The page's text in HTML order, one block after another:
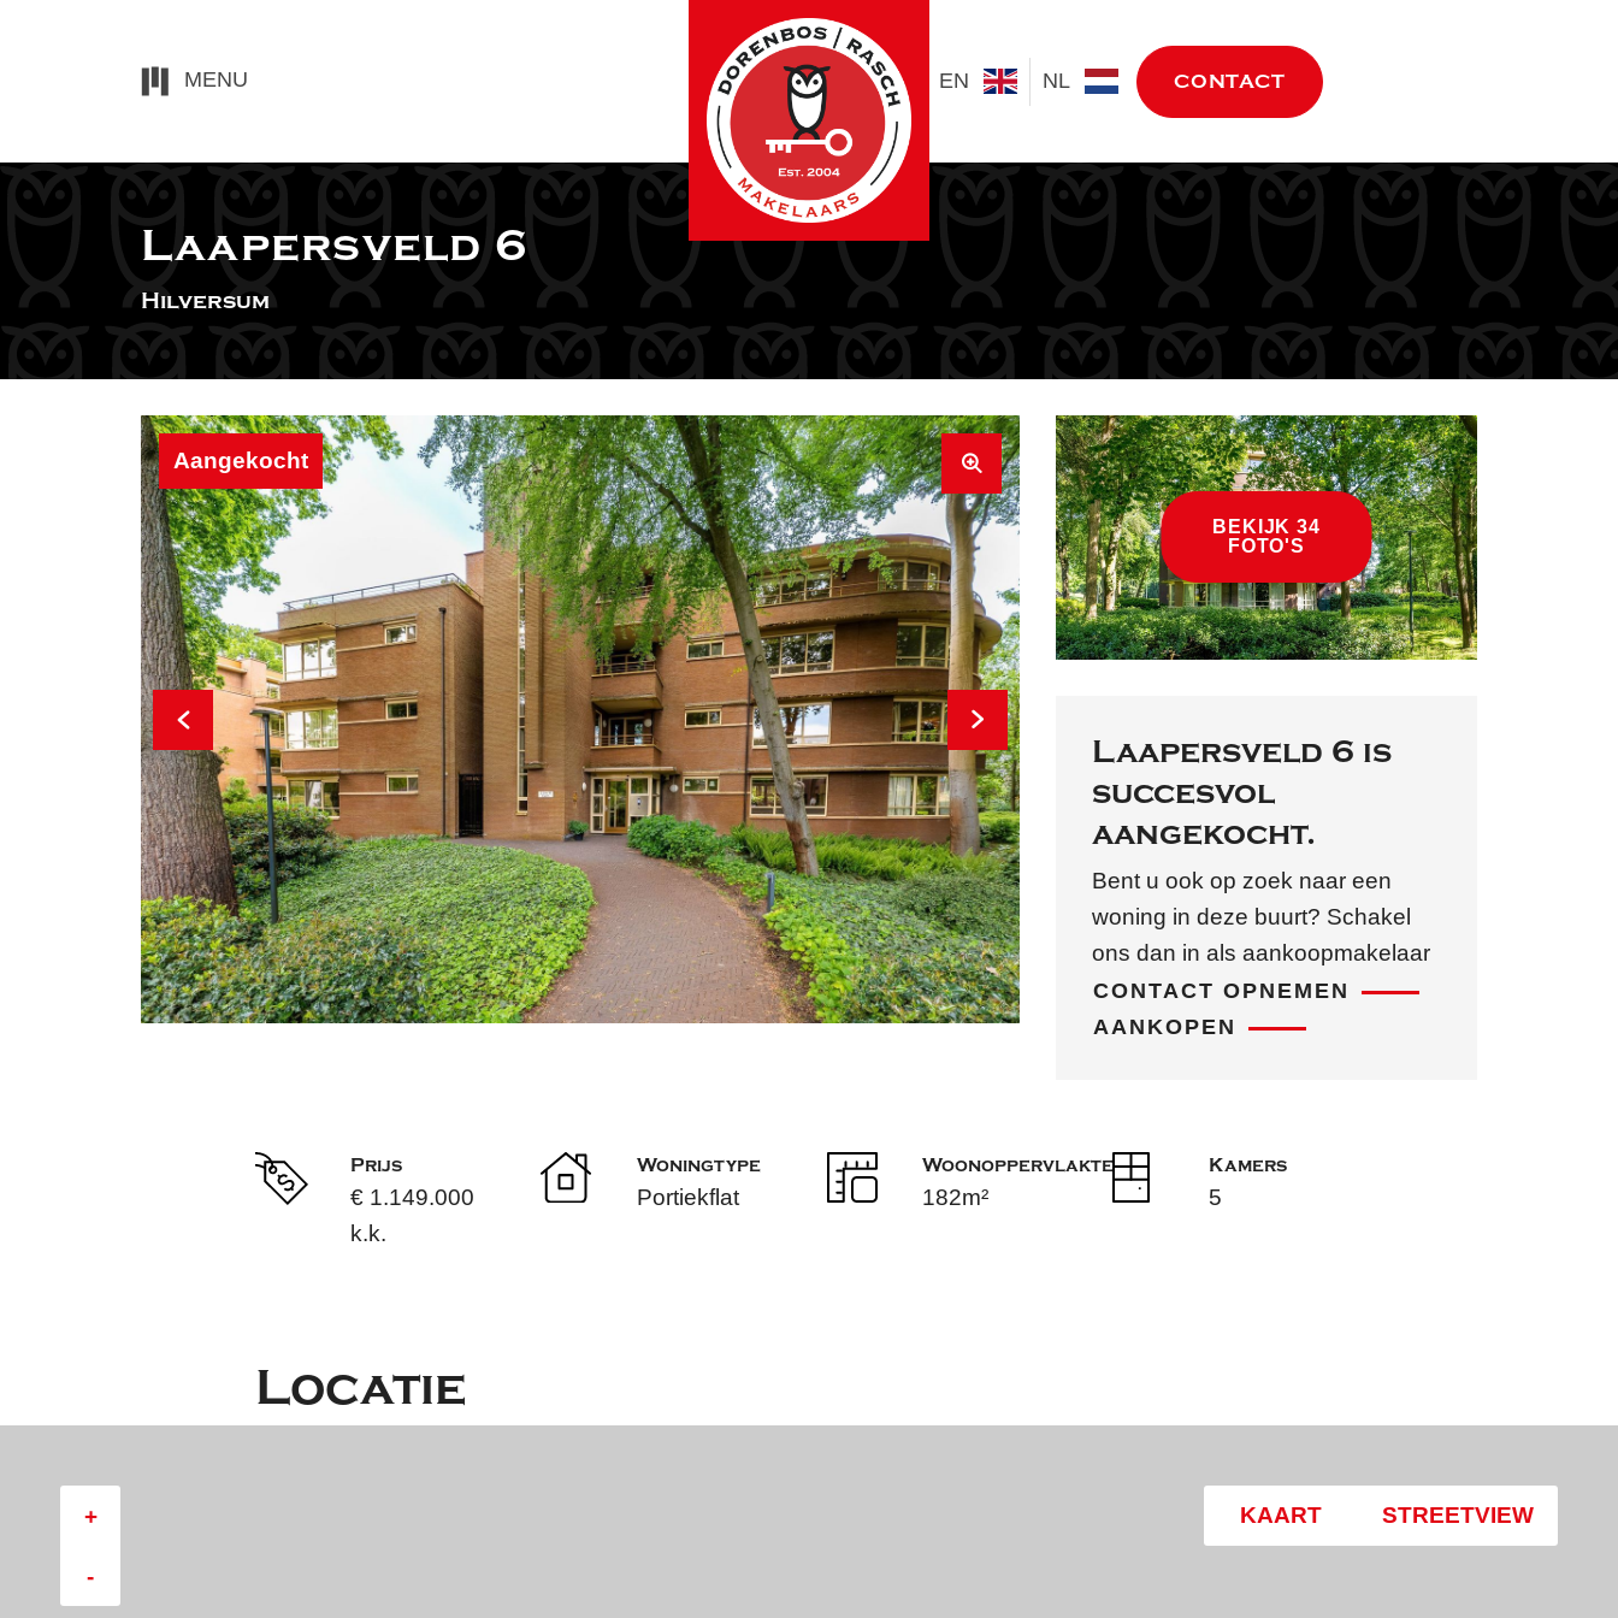
MENU EN NL CONTACT
Laapersveld 6
Hilversum
Aangekocht
BEKIJK 34
FOTO'S
Laapersveld 6 is
succesvol
aangekocht.
Bent u ook op zoek naar een
woning in deze buurt? Schakel
ons dan in als aankoopmakelaar
CONTACT OPNEMEN
AANKOPEN
Prijs
€ 1.149.000
k.k.
Woningtype
Portiekflat
Woonoppervlakte
182m²
Kamers
5
Locatie
+
-
KAART STREETVIEW